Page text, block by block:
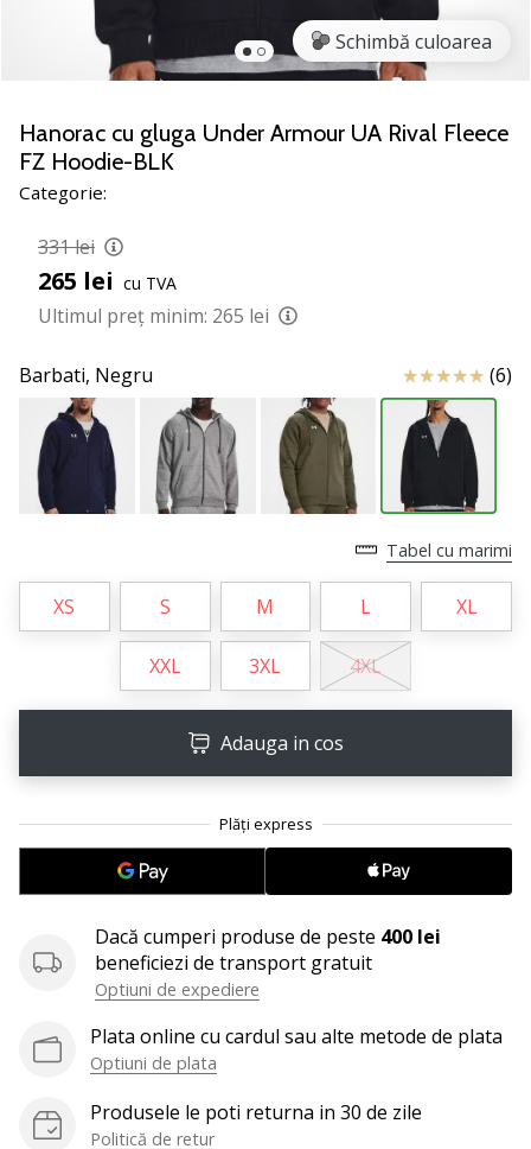
un
fan
al
baschetului
și
noi?
Alătură-
ca
Ambasador
al
brandului.
toate
articolele
Schimbă culoarea
Hanorac cu gluga Under Armour UA Rival Fleece
FZ Hoodie-BLK
Categorie:
331 lei
265 lei cu TVA
Ultimul preț minim: 265 lei
Barbati, Negru Review (6)
Tabel cu marimi
XS S M L XL
XXL 3XL 4XL
Adauga in cos
Dacă cumperi produse de peste 400 lei
beneficiezi de transport gratuit
Optiuni de expediere
Plata online cu cardul sau alte metode de plata
Optiuni de plata
Produsele le poti returna in 30 de zile
Politică de retur